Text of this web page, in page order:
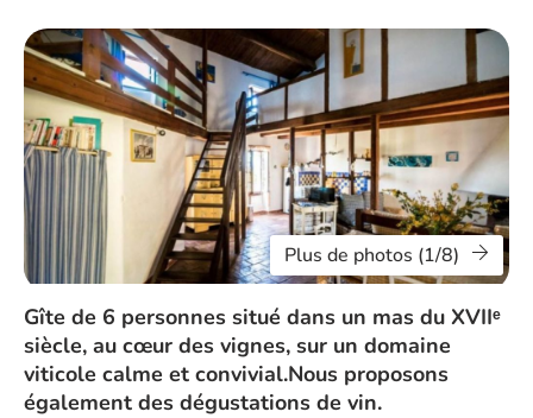
Plus de photos (1/8)
Gîte de 6 personnes situé dans un mas du XVIIᵉ
siècle, au cœur des vignes, sur un domaine
viticole calme et convivial.Nous proposons
également des dégustations de vin.